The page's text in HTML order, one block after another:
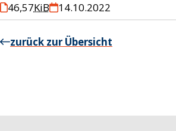
46,57KiB 14.10.2022
zurück zur Übersicht